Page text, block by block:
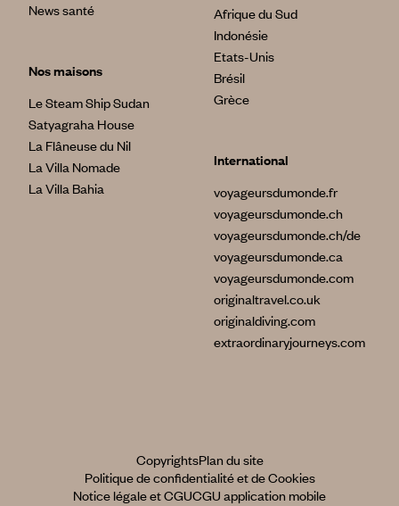
News santé
Nos maisons
Le Steam Ship Sudan
Satyagraha House
La Flâneuse du Nil
La Villa Nomade
La Villa Bahia
Afrique du Sud
Indonésie
Etats-Unis
Brésil
Grèce
International
voyageursdumonde.fr
voyageursdumonde.ch
voyageursdumonde.ch/de
voyageursdumonde.ca
voyageursdumonde.com
originaltravel.co.uk
originaldiving.com
extraordinaryjourneys.com
CopyrightsPlan du site
Politique de confidentialité et de Cookies
Notice légale et CGUCGU application mobile